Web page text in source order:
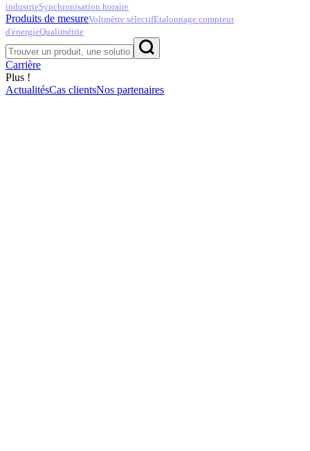
industrieSynchronisation horaire
Produits de mesureVoltmètre sélectifEtalonnage compteur
d'énergieQualimétrie
Carrière
Plus !
ActualitésCas clientsNos partenaires